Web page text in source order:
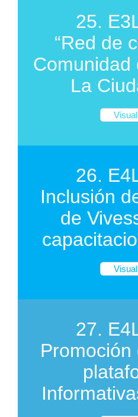
25.
“Red de
Comunidad
La
26.
Inclusión
de
27.
Promoción